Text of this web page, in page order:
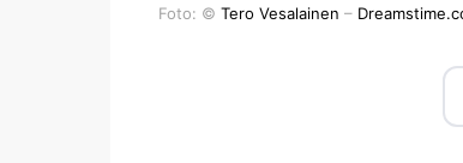
Foto: © Tero Vesalainen –